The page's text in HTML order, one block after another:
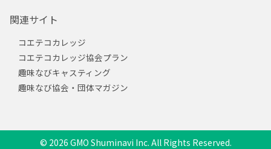
関連サイト
コエテコカレッジ
コエテコカレッジ協会プラン
趣味なびキャスティング
趣味なび協会・団体マガジン
© 2026 GMO Shuminavi Inc. All Rights Reserved.